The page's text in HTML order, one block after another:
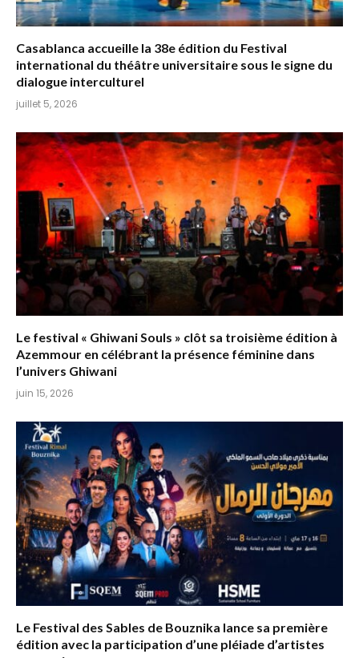
Casablanca accueille la 38e édition du Festival
international du théâtre universitaire sous le signe du
dialogue interculturel
juillet 5, 2026
Le festival « Ghiwani Souls » clôt sa troisième édition à
Azemmour en célébrant la présence féminine dans
l’univers Ghiwani
juin 15, 2026
Le Festival des Sables de Bouznika lance sa première
édition avec la participation d’une pléiade d’artistes